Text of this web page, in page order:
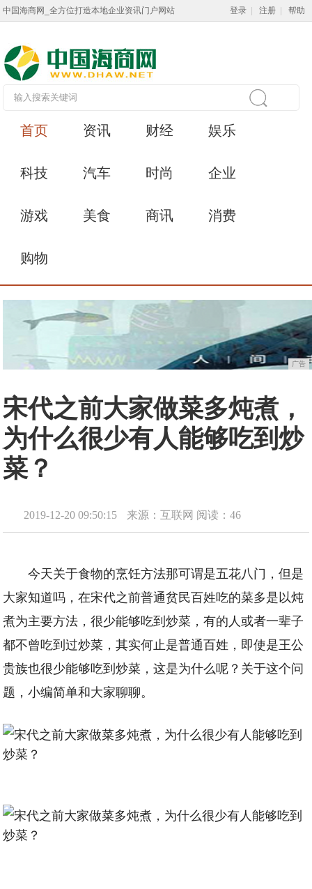
中国海商网_全方位打造本地企业资讯门户网站 登录 注册 帮助
首页 资讯 财经 娱乐
科技 汽车 时尚 企业
游戏 美食 商讯 消费
购物
广告
宋代之前大家做菜多炖煮，
为什么很少有人能够吃到炒
菜？
2019-12-20 09:50:15 来源：互联网 阅读：46
今天关于食物的烹饪方法那可谓是五花八门，但是
大家知道吗，在宋代之前普通贫民百姓吃的菜多是以炖
煮为主要方法，很少能够吃到炒菜，有的人或者一辈子
都不曾吃到过炒菜，其实何止是普通百姓，即使是王公
贵族也很少能够吃到炒菜，这是为什么呢？关于这个问
题，小编简单和大家聊聊。